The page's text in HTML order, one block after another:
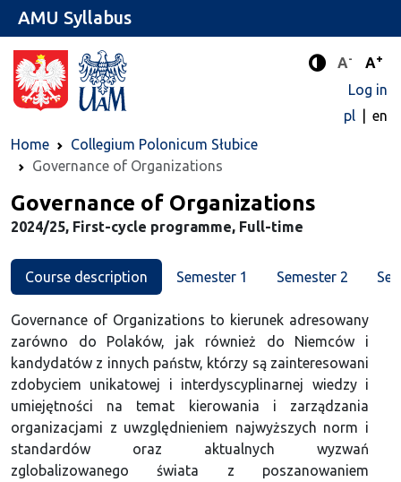
Enhanced
A- A+
Log in
pl
en
Home
Collegium Polonicum Słubice
Governance of Organizations
AMU Syllabus
Major
Governance of Organizations
2024/25, First-cycle programme, Full-time
Course description Semester 1 Semester 2
Governance of Organizations to kierunek adresowany
zarówno do Polaków, jak również do Niemców i
kandydatów z innych państw, którzy są zainteresowani
zdobyciem unikatowej i interdyscyplinarnej wiedzy i
umiejętności na temat kierowania i zarządzania
organizacjami z uwzględnieniem najwyższych norm i
standardów oraz aktualnych wyzwań
zglobalizowanego świata z poszanowaniem